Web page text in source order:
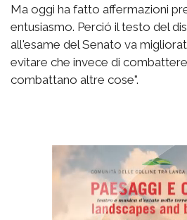
Ma oggi ha fatto affermazioni
entusiasmo. Perció il testo del
all'esame del Senato va
evitare che invece di
combattano altre cose".